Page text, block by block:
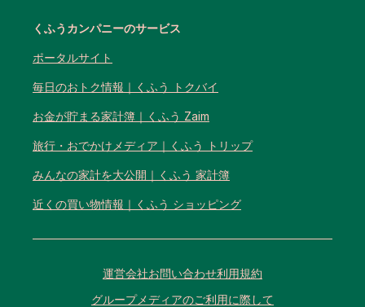
くふうカンパニーのサービス
ポータルサイト
毎日のおトク情報｜くふう トクバイ
お金が貯まる家計簿｜くふう Zaim
旅行・おでかけメディア｜くふう トリップ
みんなの家計を大公開｜くふう 家計簿
近くの買い物情報｜くふう ショッピング
運営会社お問い合わせ利用規約
グループメディアのご利用に際して